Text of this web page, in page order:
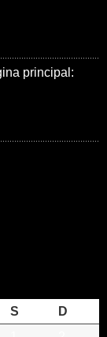
principal:
S
D